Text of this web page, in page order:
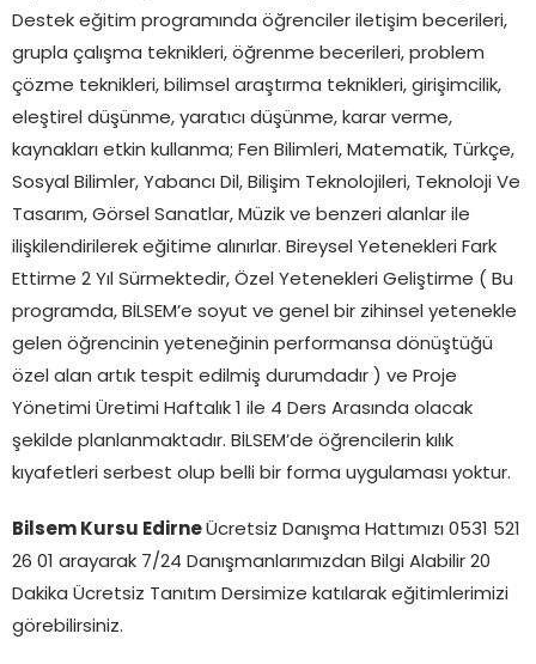
Destek eğitim programında öğrenciler iletişim becerileri,
grupla çalışma teknikleri, öğrenme becerileri, problem
çözme teknikleri, bilimsel araştırma teknikleri, girişimcilik,
eleştirel düşünme, yaratıcı düşünme, karar verme,
kaynakları etkin kullanma; Fen Bilimleri, Matematik, Türkçe,
Sosyal Bilimler, Yabancı Dil, Bilişim Teknolojileri, Teknoloji Ve
Tasarım, Görsel Sanatlar, Müzik ve benzeri alanlar ile
ilişkilendirilerek eğitime alınırlar. Bireysel Yetenekleri Fark
Ettirme 2 Yıl Sürmektedir, Özel Yetenekleri Geliştirme ( Bu
programda, BİLSEM’e soyut ve genel bir zihinsel yetenekle
gelen öğrencinin yeteneğinin performansa dönüştüğü
özel alan artık tespit edilmiş durumdadır ) ve Proje
Yönetimi Üretimi Haftalık 1 ile 4 Ders Arasında olacak
şekilde planlanmaktadır. BİLSEM’de öğrencilerin kılık
kıyafetleri serbest olup belli bir forma uygulaması yoktur.
Bilsem Kursu Edirne Ücretsiz Danışma Hattımızı 0531 521
26 01 arayarak 7/24 Danışmanlarımızdan Bilgi Alabilir 20
Dakika Ücretsiz Tanıtım Dersimize katılarak eğitimlerimizi
görebilirsiniz.